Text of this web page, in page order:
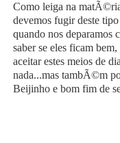
Como leiga na
devemos fugir deste
quando nos deparamos
saber se eles ficam
aceitar estes meios de
nada...mas tambÃ©m
Beijinho e bom fim de